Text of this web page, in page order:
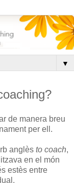
▼
de manera breu
per ell.
anglès to coach,
en el món
estès entre